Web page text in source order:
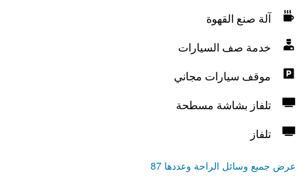
آلة صنع القهوة
خدمة صف السيارات
موقف سيارات مجاني
تلفاز بشاشة مسطحة
تلفاز
عرض جميع وسائل الراحة وعددها 87